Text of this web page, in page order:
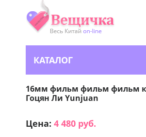
КАТАЛОГ
16мм фильм фильм фильм
Гоцян Ли Yunjuan
Цена: 4 480 руб.